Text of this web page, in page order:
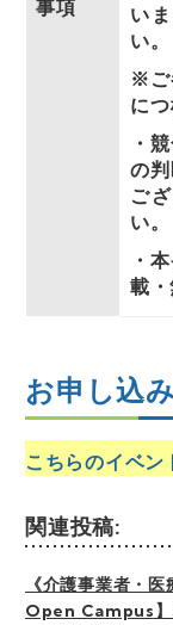
事項
い
い。
※ご
に
・
の
ご
い。
・
載・
お申し込み
こちらのイベン
関連投稿:
《介護事業者・
Open Campus】